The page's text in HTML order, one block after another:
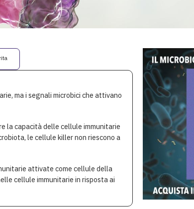
ma i segnali microbici che attivano
la capacità delle cellule immunitarie
le cellule killer non riescono a
attivate come cellule della
cellule immunitarie in risposta ai